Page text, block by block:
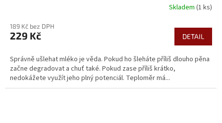
Skladem (1 ks)
189 Kč bez DPH
229 Kč DETAIL
Správně ušlehat mléko je věda. Pokud ho šleháte příliš dlouho pěna
začne degradovat a chuť také. Pokud zase příliš krátko,
nedokážete využít jeho plný potenciál. Teploměr má...